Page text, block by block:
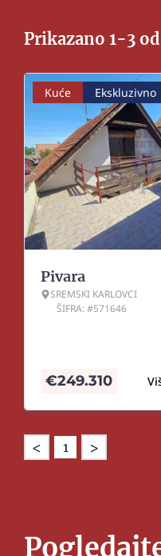
Prikazano 1-3
Kuće Ekskluzivno
Pivara
SREMSKI KARLOVCI
ŠIFRA: #571646
€249.310
< 1 >